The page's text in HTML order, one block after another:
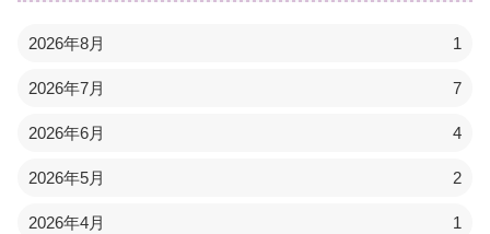
2026年8月 1
2026年7月 7
2026年6月 4
2026年5月 2
2026年4月 1